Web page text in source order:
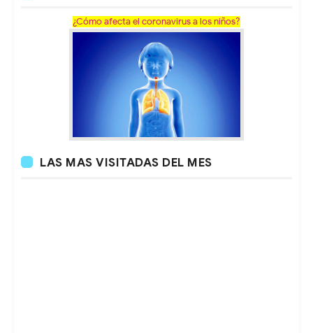
¿Cómo afecta el coronavirus a los niños?
LAS MAS VISITADAS DEL MES